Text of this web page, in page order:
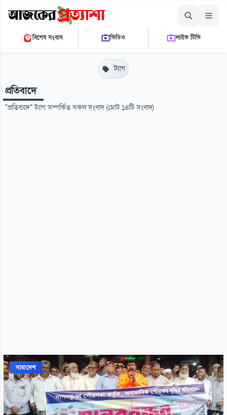
বৃহস্পতিবার, ০৬ আগস্ট ২০২৬
০৪:১৩:২৪ পি.এম.THE DAILY AJKER PROTTASHA
বিশেষ সংবাদ ভিডিও লাইভ টিভি
ট্যাগ
প্রতিবাদে
"প্রতিবাদে" ট্যাগ সম্পর্কিত সকল সংবাদ (মোট ১৪টি সংবাদ)
সারাদেশ